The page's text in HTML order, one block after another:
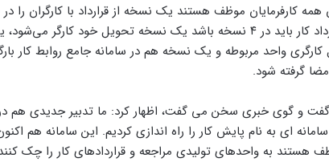
کارفرمایان موظف هستند یک نسخه از قرارداد با کارگران را در
طبق ماده ۱۰ قانون کار قرارداد کار باید در ۴ نسخه باشد یک نسخه تحویل خود
واحد مربوطه و یک نسخه هم در سامانه جامع روابط کار
گرفته شود.
گفت و گوی خبری سخن می گفت، اظهار کرد: ما تدبیر جدیدی هم
ای به نام پایش کار را راه اندازی کردیم. این سامانه هم
هستند به واحدهای تولیدی مراجعه و قراردادهای کار را چک